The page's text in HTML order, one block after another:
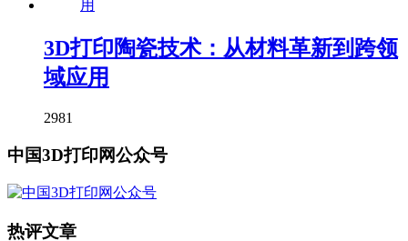
3D打印陶瓷技术：从材料革新到跨领
域应用
2981
中国3D打印网公众号
热评文章